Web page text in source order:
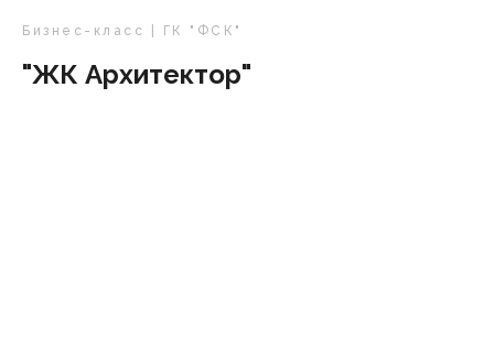
Бизнес-класс | ГК "ФСК"
"ЖК Архитектор"